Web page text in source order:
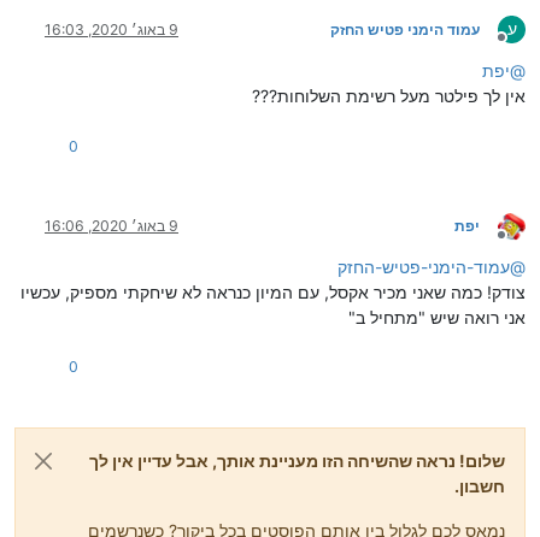
ע
מנותק
עמוד הימני פטיש החזק 9 באוג׳ 2020, 16:03
@יפת
אין לך פילטר מעל רשימת השלוחות???
0
מנותק
יפת 9 באוג׳ 2020, 16:06
@עמוד-הימני-פטיש-החזק
צודק! כמה שאני מכיר אקסל, עם המיון כנראה לא שיחקתי מספיק, עכשיו
אני רואה שיש "מתחיל ב"
0
שלום! נראה שהשיחה הזו מעניינת אותך, אבל עדיין אין לך
חשבון.
נמאס לכם לגלול בין אותם הפוסטים בכל ביקור? כשנרשמים